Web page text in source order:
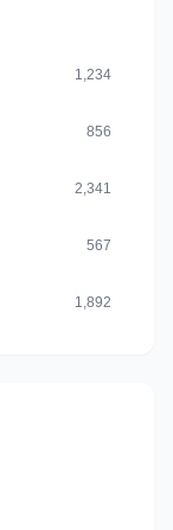
1,234
856
2,341
567
1,892